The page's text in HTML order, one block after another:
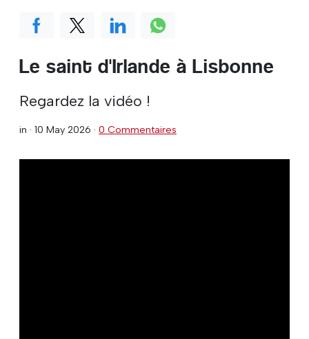
Le saint d'Irlande à Lisbonne
Regardez la vidéo !
in · 10 May 2026 · 0 Commentaires